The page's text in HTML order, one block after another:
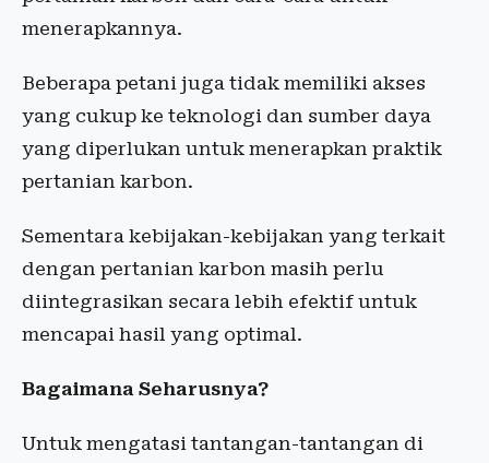
menerapkannya.
Beberapa petani juga tidak memiliki akses
yang cukup ke teknologi dan sumber daya
yang diperlukan untuk menerapkan praktik
pertanian karbon.
Sementara kebijakan-kebijakan yang terkait
dengan pertanian karbon masih perlu
diintegrasikan secara lebih efektif untuk
mencapai hasil yang optimal.
Bagaimana Seharusnya?
Untuk mengatasi tantangan-tantangan di